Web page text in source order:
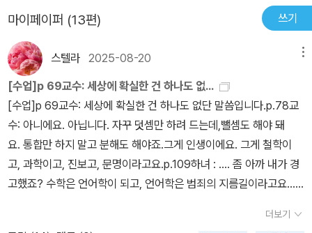
이루어지는데 이들의 수업은 그야말로 종잡을 수 없는 양상을 띤다.
초보적인 덧셈과 뺄셈에서 끙끙대다가 철학적인 의미로 발전하려 하
는가 하면 언어학에서는 같은 말을 나열하면서 다른 언어라고 주장하
는 식이다. 하녀는 언어학이야 말로 재앙의 지름길이라며 교수에게
충고하지만 교수는 성적 정렬을 암시하는 분위기 속에서 수업을 계속
진행한다. 학생은 언어학 수업이 계속될수록 고통을 호소하고 교수는
알 수 없는 정렬에 휩싸인 끝에 학생을 식칼로 살해하고 만다. 인간 사
이의 의사소통이 불가능한 상황이 결국 살인으로 귀결되고 만다.<의
자> 역시 난해하기 짝이 없다. 90세가 넘은 노인과 노파가 눈에 보이
지 않는 손님들을 계속 맞이한다. 노인은 자신의 사상을 대변해 줄 변
하지만 노인과 노파는 별안간 자살하고 그토록 기다리던 변사는 벙어
마이페이퍼 (13편) 쓰기
스텔라 2025-08-20
[수업]p 69교수: 세상에 확실한 건 하나도 없...
[수업]p 69교수: 세상에 확실한 건 하나도 없단 말씀입니다.p.78교
수: 아니에요. 아닙니다. 자꾸 덧셈만 하려 드는데,뺄셈도 해야 돼
요. 통합만 하지 말고 분해도 해야죠.그게 인생이에요. 그게 철학이
고, 과학이고, 진보고, 문명이라고요.p.109하녀 : .... 좀 아까 내가 경
고했죠? 수학은 언어학이 되고, 언어학은 범죄의 지름길이라고요......
더보기